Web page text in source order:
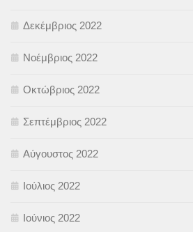
Δεκέμβριος 2022
Νοέμβριος 2022
Οκτώβριος 2022
Σεπτέμβριος 2022
Αύγουστος 2022
Ιούλιος 2022
Ιούνιος 2022